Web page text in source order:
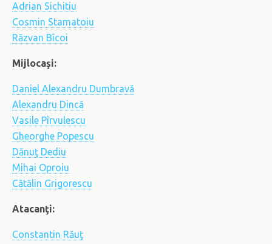
Adrian Sichitiu
Cosmin Stamatoiu
Răzvan Bîcoi
Mijlocaşi:
Daniel Alexandru Dumbravă
Alexandru Dincă
Vasile Pîrvulescu
Gheorghe Popescu
Dănuţ Dediu
Mihai Oproiu
Cătălin Grigorescu
Atacanţi:
Constantin Răuţ